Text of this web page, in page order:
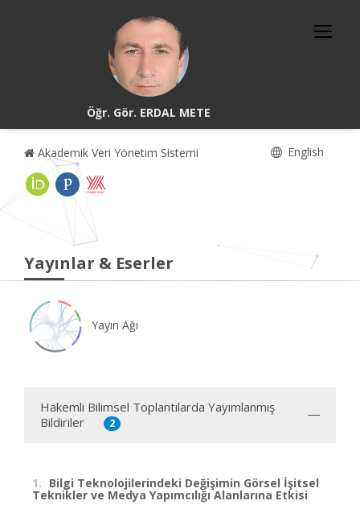
Öğr. Gör. ERDAL METE
Akademik Veri Yönetim Sistemi English
Yayınlar & Eserler
Yayın Ağı
Hakemli Bilimsel Toplantılarda Yayımlanmış
Bildiriler
2
1. Bilgi Teknolojilerindeki Değişimin Görsel İşitsel
Teknikler ve Medya Yapımcılığı Alanlarına Etkisi